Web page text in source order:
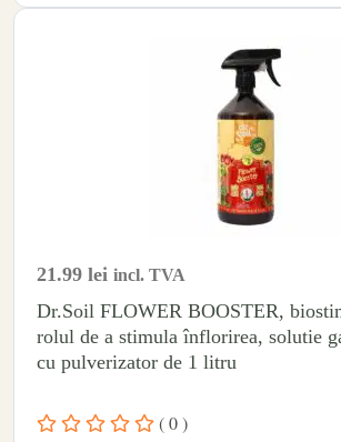
21.99 lei incl. TVA
Dr.Soil FLOWER BOOSTER,
rolul de a stimula înflorirea, solutie
cu pulverizator de 1 litru
( 0 )